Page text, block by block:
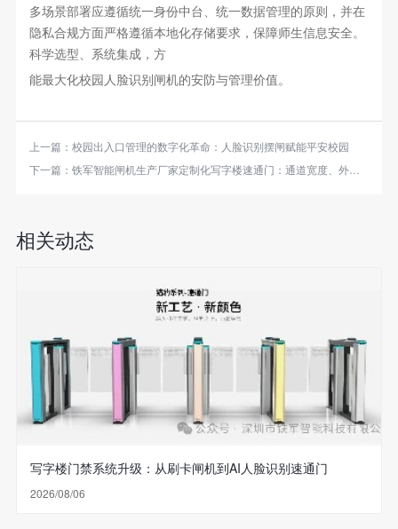
多场景部署应遵循统一身份中台、统一数据管理的原则，并在
隐私合规方面严格遵循本地化存储要求，保障师生信息安全。
科学选型、系统集成，方
能最大化校园人脸识别闸机的安防与管理价值。
上一篇： 校园出入口管理的数字化革命：人脸识别摆闸赋能平安校园
下一篇： 铁军智能闸机生产厂家定制化写字楼速通门：通道宽度、外观材质、识别方式按需打造
相关动态
写字楼门禁系统升级：从刷卡闸机到AI人脸识别速通门
2026/08/06